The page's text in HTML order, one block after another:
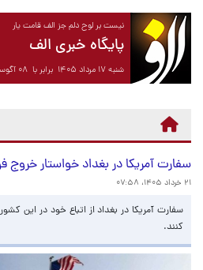
نیست بر لوح دلم جز الف قامت یار
پایگاه خبری الف
شنبه ۱۷ مرداد ۱۴۰۵ برابر با ۰۸ آگوست ۲۰۲۶
سفارت آمریکا در بغداد خواستار خروج
۲۱ خرداد ۱۴۰۵، ۰۷:۵۸
سفارت آمریکا در بغداد از اتباع خود در این
کنند.